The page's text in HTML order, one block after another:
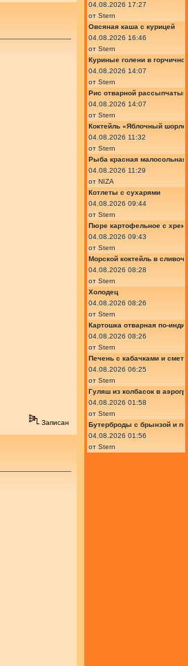
Записан
04.08.2026 17:27
от Stern
Овсяная каша с курицей
04.08.2026 16:46
от Stern
Куриные голени в
04.08.2026 14:07
от Stern
Рис отварной рассыпчатый
04.08.2026 14:07
от Stern
Коктейль «Яблочный
04.08.2026 11:32
от Stern
Рыба красная малосольная
04.08.2026 11:29
от NIZA
Котлеты с сухарями
04.08.2026 09:44
от Stern
Пюре картофельное с
04.08.2026 09:43
от Stern
Морской коктейль в
04.08.2026 08:28
от Stern
Холодец
04.08.2026 08:26
от Stern
Картошка отварная по-
04.08.2026 08:26
от Stern
Печень с кабачками и
04.08.2026 06:25
от Stern
Гуляш из колбасок в
04.08.2026 01:58
от Stern
Бутерброды с брынзой и
04.08.2026 01:56
от Stern